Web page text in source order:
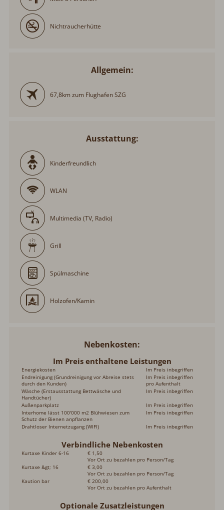
Nichtraucherhütte
Allgemein:
67,8km zum Flughafen SZG
Ausstattung:
Kinderfreundlich
WLAN
Multimedia (TV, Radio)
Grill
Spülmaschine
Holzofen/Kamin
Nebenkosten
Im Preis enthaltene Leistungen
Energiekosten
Im Preis inbegriffen
Endreinigung (Grundreinigung vor Abreise stets
durch den Kunden)
Im Preis inbegriffen
pro Aufenthalt
Wäsche (Erstausstattung Bettwäsche und
Handtücher)
Im Preis inbegriffen
Außenparkplatz
Im Preis inbegriffen
Interhome lässt 100'000 m2 Blühwiesen zum
Schutz der Bienen anpflanzen
Im Preis inbegriffen
Drahtloser Internetzugang (WIFI)
Im Preis inbegriffen
Verbindliche Nebenkosten
Kurtaxe Kinder 6-16
€ 1,50
Vor Ort zu bezahlen pro Person/Tag
Kurtaxe &gt; 16
€ 3,00
Vor Ort zu bezahlen pro Person/Tag
Kaution bar
€ 200,00
Vor Ort zu bezahlen pro Aufenthalt
Optionale Zusatzleistungen